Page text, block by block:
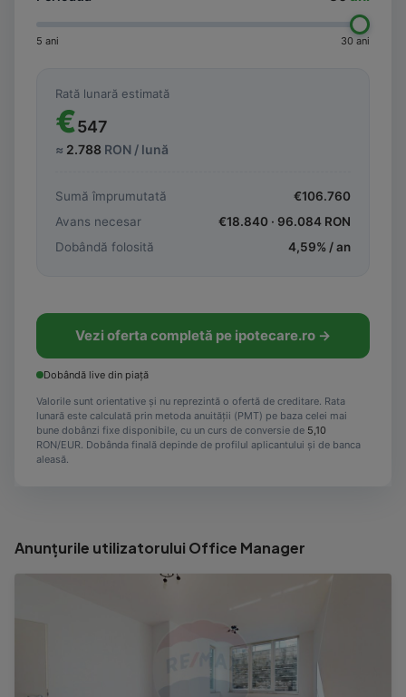
5 ani 30 ani
Rată lunară estimată
€547
≈ 2.788 RON / lună
Sumă împrumutată €106.760
Avans necesar
€18.840 · 96.084 RON
Dobândă folosită
4,59% / an
Vezi oferta completă pe ipotecare.ro →
Dobândă live din piață
Valorile sunt orientative și nu reprezintă o ofertă de creditare. Rata
lunară este calculată prin metoda anuității (PMT) pe baza celei mai
bune dobânzi fixe disponibile, cu un curs de conversie de 5,10
RON/EUR. Dobânda finală depinde de profilul aplicantului și de banca
aleasă.
Anunțurile utilizatorului Office Manager